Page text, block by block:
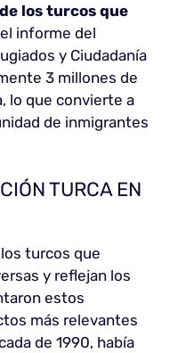
los turcos que
informe del
y Ciudadanía
3 millones de
lo que convierte a
de inmigrantes
TURCA EN
turcos que
y reflejan los
estos
más relevantes
de 1990, había